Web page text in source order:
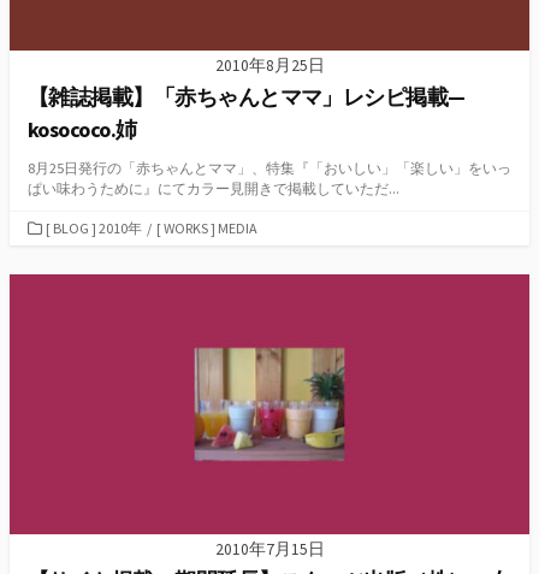
2010年8月25日
【雑誌掲載】「赤ちゃんとママ」レシピ掲載—
kosococo.姉
8月25日発行の「赤ちゃんとママ」、特集『「おいしい」「楽しい」をいっ
ぱい味わうために』にてカラー見開きで掲載していただ...
カ
ゴ
[ BLOG ] 2010年 / [ WORKS ] MEDIA
2010年7月15日